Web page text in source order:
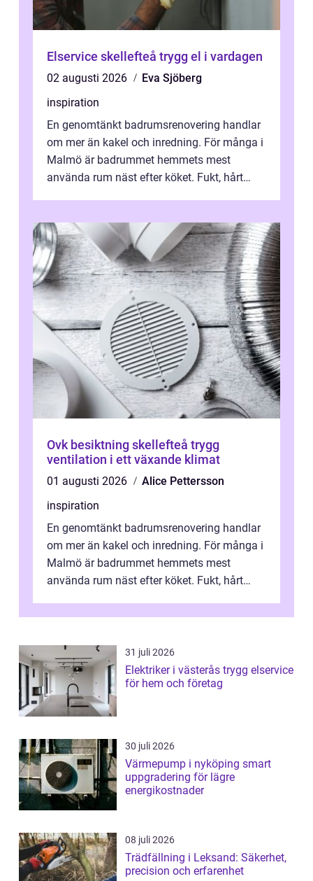
Elservice skellefteå trygg el i vardagen
02 augusti 2026
Eva Sjöberg
inspiration
En genomtänkt badrumsrenovering handlar
om mer än kakel och inredning. För många i
Malmö är badrummet hemmets mest
använda rum näst efter köket. Fukt, hårt
Ovk besiktning skellefteå trygg
ventilation i ett växande klimat
01 augusti 2026
Alice Pettersson
inspiration
En genomtänkt badrumsrenovering handlar
om mer än kakel och inredning. För många i
Malmö är badrummet hemmets mest
använda rum näst efter köket. Fukt, hårt
...
31 juli 2026
Elektriker i västerås trygg elservice
för hem och företag
30 juli 2026
Värmepump i nyköping smart
uppgradering för lägre
energikostnader
08 juli 2026
Trädfällning i Leksand: Säkerhet,
precision och erfarenhet